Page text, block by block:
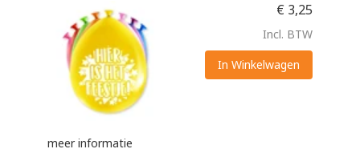
€ 3,25
Incl. BTW
In Winkelwagen
meer informatie